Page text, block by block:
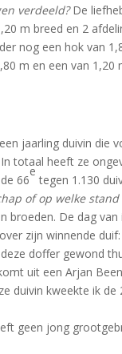
verdeeld?De
m breed en 2
nog een hok van
m en een van 1,20
jaarling duivin die
totaal heeft ze
66
e
tegen 1.130
of op welke
broeden. De dag
zijn winnende
doffer gewond
uit een Arjan
duivin kweekte ik de
geen jong